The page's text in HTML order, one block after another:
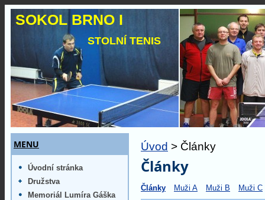
Úvod > Články
Články
Články Muži A Muži B Muži C
MENU
Úvodní stránka
Družstva
Memoriál Lumíra Gáška
SOKOL BRNO I
STOLNÍ TENIS